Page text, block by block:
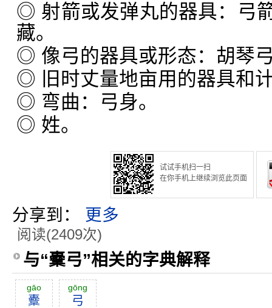
◎ 射箭或发弹丸的器具：弓
藏。
◎ 像弓的器具或形态：胡琴
◎ 旧时丈量地亩用的器具和
◎ 弯曲：弓身。
◎ 姓。
试试手机扫一扫
在你手机上继续浏览此页面
分享到： 更多
阅读(2409次)
与“櫜弓”相关的字典解释
gāo
櫜
gōng
弓